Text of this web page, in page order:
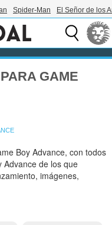
Spider-Man El Señor de los
GAME
Boy Advance, con todos
Advance de los que
imágenes,